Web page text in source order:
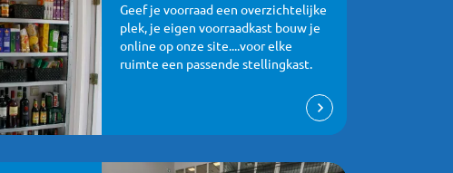
Geef je voorraad een overzichtelijke
plek, je eigen voorraadkast bouw je
online op onze site....voor elke
ruimte een passende stellingkast.